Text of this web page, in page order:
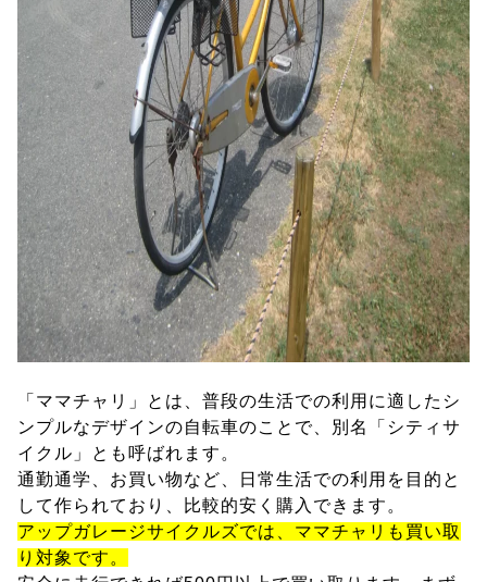
「ママチャリ」とは、普段の生活での利用に適したシ
ンプルなデザインの自転車のことで、別名「シティサ
イクル」とも呼ばれます。
通勤通学、お買い物など、日常生活での利用を目的と
して作られており、比較的安く購入できます。
アップガレージサイクルズでは、ママチャリも買い取
り対象です。